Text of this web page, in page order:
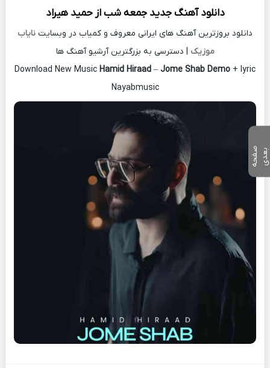
دانلود آهنگ جدید جمعه شب ازحمید هیراد
دانلود بروزترین آهنگ های ایرانی معروف و کمیاب در وبسایت نایاب
موزیک | دسترسی به بزرگترین آرشیو آهنگ ها
Download New Music Hamid Hiraad – Jome Shab Demo + lyric
Nayabmusic
ص
ف
ح
ه ب ع
د ی